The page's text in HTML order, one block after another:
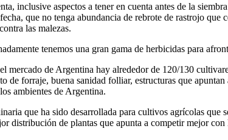
inclusive aspectos a tener en cuenta antes de la
que no tenga abundancia de rebrote de rastrojo
las malezas.
tenemos una gran gama de herbicidas para
mercado de Argentina hay alrededor de 120/130
forraje, buena sanidad folliar, estructuras que
ambientes de Argentina.
que ha sido desarrollada para cultivos agrícolas
distribución de plantas que apunta a competir mejor